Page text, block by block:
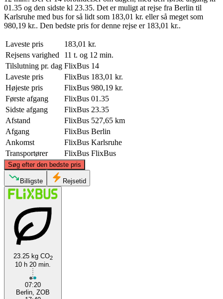
01.35 og den sidste kl 23.35. Det er muligt at rejse fra Berlin til
Karlsruhe med bus for så lidt som 183,01 kr. eller så meget som
980,19 kr.. Den bedste pris for denne rejse er 183,01 kr..
Laveste pris
183,01 kr.
Rejsens varighed
11 t. og 12 min.
Tilslutning pr. dag FlixBus 14
Laveste pris
FlixBus 183,01 kr.
Højeste pris
FlixBus 980,19 kr.
Første afgang
FlixBus 01.35
Sidste afgang
FlixBus 23.35
Afstand
FlixBus 527,65 km
Afgang
FlixBus Berlin
Ankomst
FlixBus Karlsruhe
Transportører
FlixBus FlixBus
Søg efter den bedste pris
©
Billigste Rejsetid
23.25 kg CO2
10 h 20 min.
07:20
Berlin, ZOB